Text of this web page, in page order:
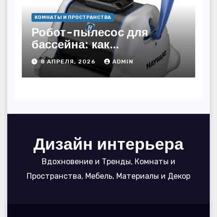
КОМНАТЫ И ПРОСТРАНСТВА
Робот-пылесос для
бассейна: как
пользоваться, чтобы
вода блестела, а
устройство служило 7
8 АПРЕЛЯ, 2026 ADMIN
Дизайн интерьера
Вдохновение и Тренды, Комнаты и
Пространства, Мебель, Материалы и Декор